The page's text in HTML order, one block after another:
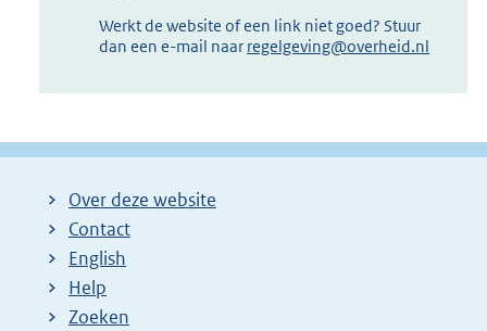
Werkt de website of een link niet goed? Stuur
dan een e-mail naar regelgeving@overheid.nl
Over deze website
Contact
English
Help
Zoeken